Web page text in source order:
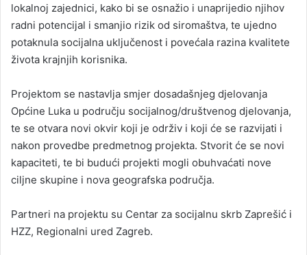
lokalnoj zajednici, kako bi se osnažio i unaprijedio njihov
radni potencijal i smanjio rizik od siromaštva, te ujedno
potaknula socijalna uključenost i povećala razina kvalitete
života krajnjih korisnika.
Projektom se nastavlja smjer dosadašnjeg djelovanja
Općine Luka u području socijalnog/društvenog djelovanja,
te se otvara novi okvir koji je održiv i koji će se razvijati i
nakon provedbe predmetnog projekta. Stvorit će se novi
kapaciteti, te bi budući projekti mogli obuhvaćati nove
ciljne skupine i nova geografska područja.
Partneri na projektu su Centar za socijalnu skrb Zaprešić i
HZZ, Regionalni ured Zagreb.